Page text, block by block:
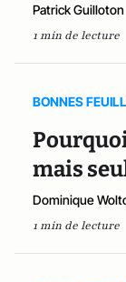
Patrick Guilloton
1 min de lecture
BONNES
mais
Dominique
1 min de lecture